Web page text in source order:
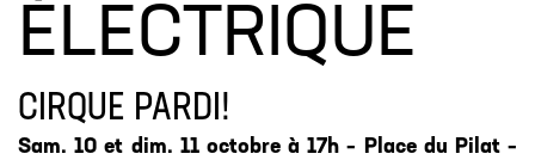
ÉLECTRIQUE
CIRQUE PARDI!
Sam. 10 et dim. 11 octobre à 17h – Place du Pilat –